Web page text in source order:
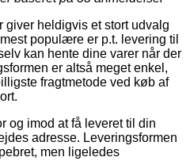
heldigvis et stort udvalg
populære er p.t. levering til
kan hente dine varer når der
er altså meget enkel,
fragtmetode ved køb af
og imod at få leveret til din
adresse. Leveringsformen
men ligeledes